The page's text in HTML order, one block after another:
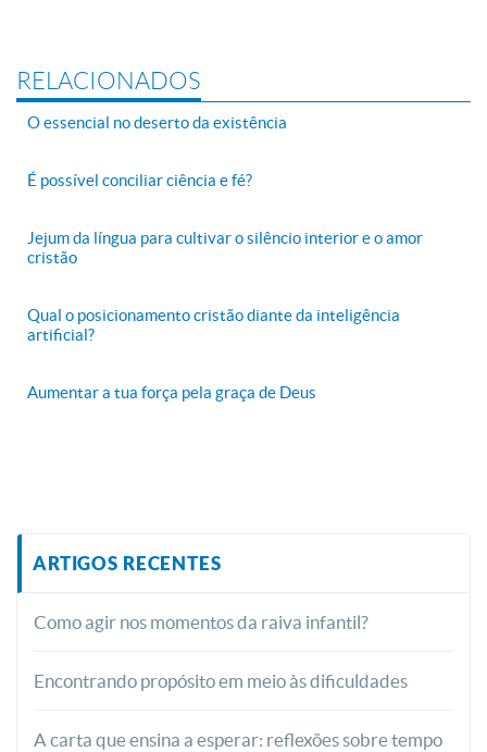
RELACIONADOS
O essencial no deserto da existência
É possível conciliar ciência e fé?
Jejum da língua para cultivar o silêncio interior e o amor
cristão
Qual o posicionamento cristão diante da inteligência
artificial?
Aumentar a tua força pela graça de Deus
ARTIGOS RECENTES
Como agir nos momentos da raiva infantil?
Encontrando propósito em meio às dificuldades
A carta que ensina a esperar: reflexões sobre tempo